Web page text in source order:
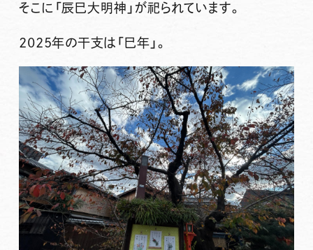
そこに「辰巳大明神」が祀られています。
2025年の干支は「巳年」。